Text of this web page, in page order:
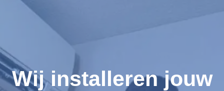
Wij installeren jouw